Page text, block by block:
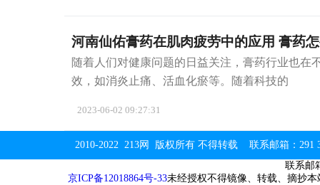
河南仙佑膏药在肌肉疲劳中的应用 膏药
随着人们对健康问题的日益关注，膏药行业也在
效，如消炎止痛、活血化瘀等。随着科技的
2023-06-02 09:27:31
2010-2022 213网 版权所有 不得转载 联系邮箱：291
联系邮
京ICP备12018864号-33未经授权不得镜像、转载、摘抄